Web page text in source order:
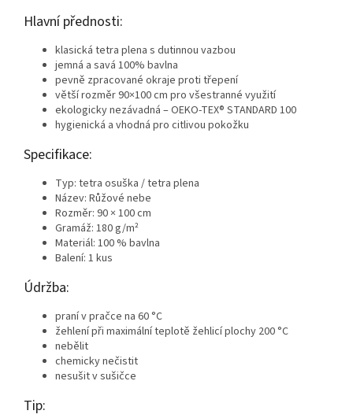
Hlavní přednosti:
klasická tetra plena s dutinnou vazbou
jemná a savá 100% bavlna
pevně zpracované okraje proti třepení
větší rozměr 90×100 cm pro všestranné využití
ekologicky nezávadná – OEKO‑TEX® STANDARD 100
hygienická a vhodná pro citlivou pokožku
Specifikace:
Typ: tetra osuška / tetra plena
Název: Růžové nebe
Rozměr: 90 × 100 cm
Gramáž: 180 g/m²
Materiál: 100 % bavlna
Balení: 1 kus
Údržba:
praní v pračce na 60 °C
žehlení při maximální teplotě žehlicí plochy 200 °C
nebělit
chemicky nečistit
nesušit v sušičce
Tip: